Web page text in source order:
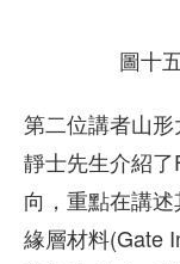
圖十
第二位講者山
靜士先生介紹
向，重點在講
緣層材料(Gate